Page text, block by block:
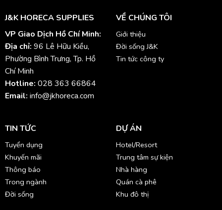
J&K HORECA SUPPLIES
VP Giao Dịch Hồ Chí Minh:
Địa chỉ: 96 Lê Hữu Kiều,
Phường Bình Trưng, Tp. Hồ
Chí Minh
Hotline: 028 363 66864
Email: info@jkhoreca.com
VỀ CHÚNG TÔI
Giới thiệu
Đời sống J&K
Tin tức công ty
TIN TỨC
Tuyển dụng
Khuyến mãi
Thông báo
Trong ngành
Đời sống
DỰ ÁN
Hotel/Resort
Trung tâm sự kiện
Nhà hàng
Quán cà phê
Khu đô thị